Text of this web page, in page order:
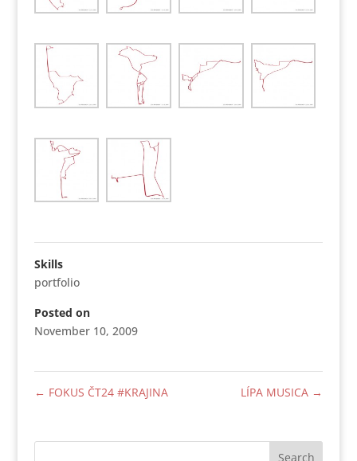
Skills
portfolio
Posted on
November 10, 2009
← FOKUS ČT24 #KRAJINA LÍPA MUSICA →